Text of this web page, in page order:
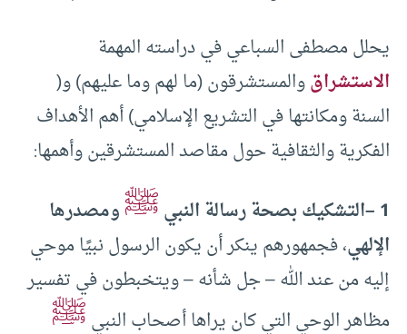
يحلل مصطفى السباعي في دراسته المهمة
الاستشراقوالمستشرقون (ما لهم وما عليهم) و(
السنة ومكانتها في التشريع الإسلامي) أهم الأهداف
الفكرية والثقافية حول مقاصد المستشرقين وأهمها:
1 – التشكيك بصحة رسالة النبيﷺومصدرها
الإلهي، فجمهورهم ينكر أن يكون الرسول نبيًا موحي
إليه من عند الله – جل شأنه – ويتخبطون في تفسير
مظاهر الوحي التي كان يراها أصحاب النبيﷺ